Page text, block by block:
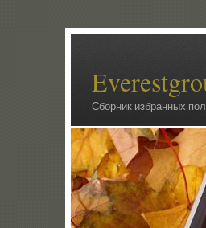
Сборник избранных